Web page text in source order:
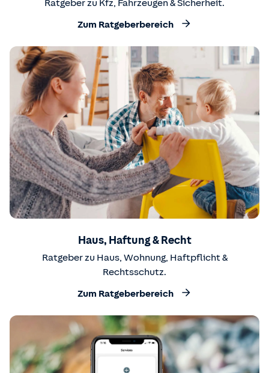
Ratgeber zu Kfz, Fahrzeugen & Sicherheit.
Zum Ratgeberbereich
Haus, Haftung & Recht
Ratgeber zu Haus, Wohnung, Haftpflicht &
Rechtsschutz.
Zum Ratgeberbereich